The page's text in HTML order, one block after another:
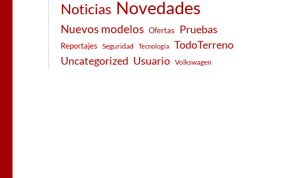
Noticias Novedades
Nuevos modelos Ofertas Pruebas
Reportajes Seguridad Tecnología
TodoTerreno
Uncategorized Usuario Volkswagen